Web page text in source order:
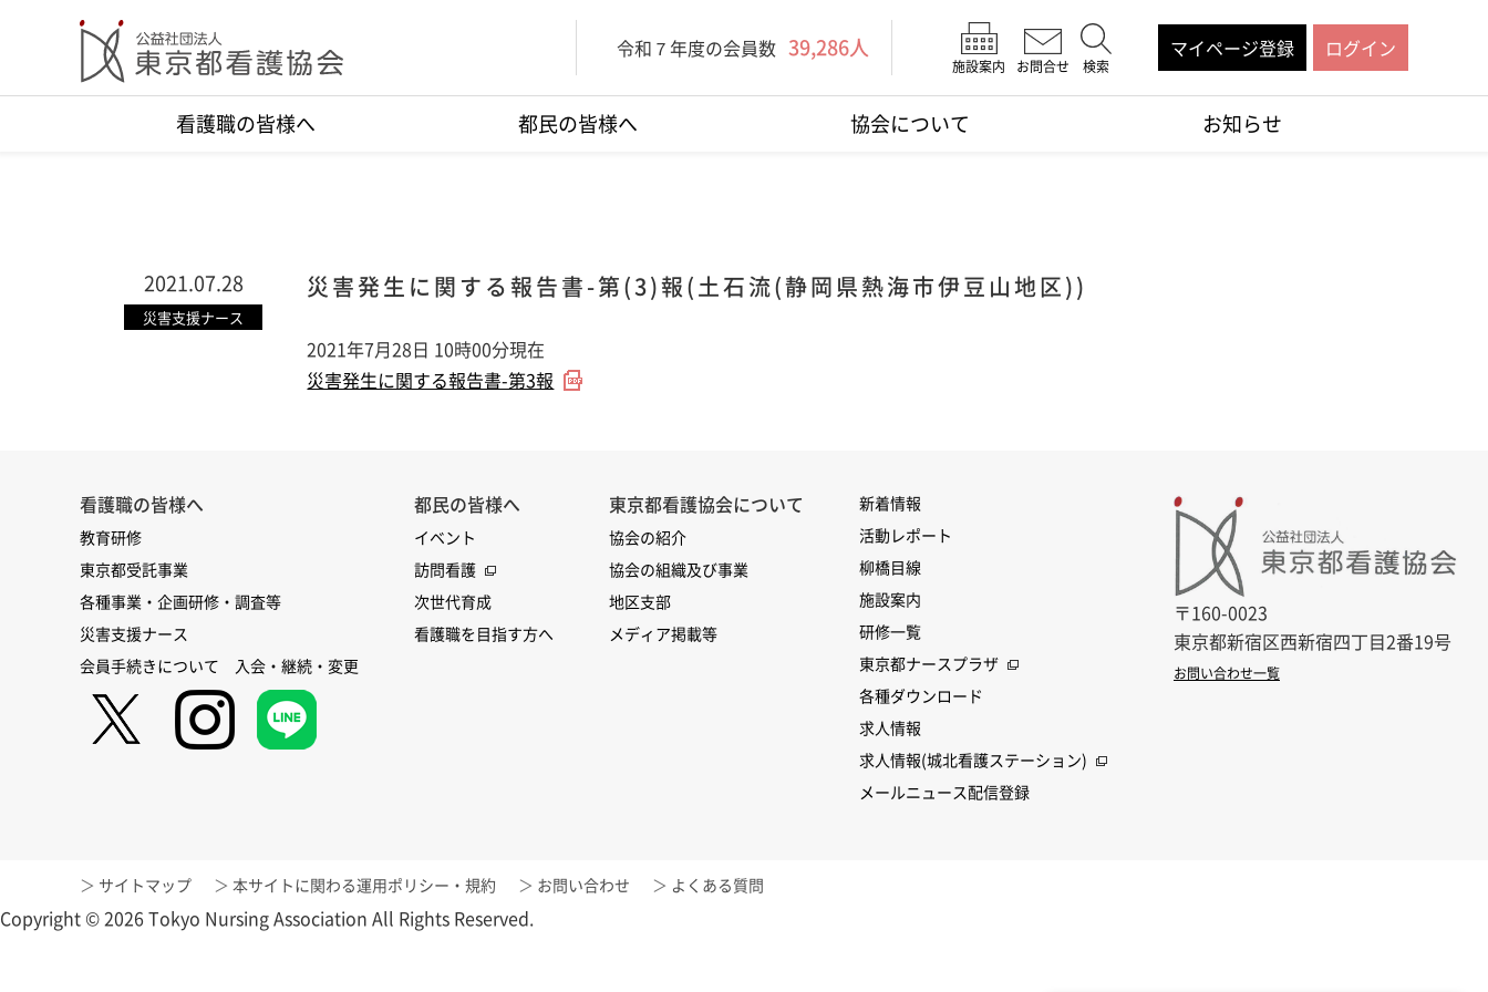
令和７年度の会員数 39,286人
施設案内 お問合せ 検索
マイページ登録 ログイン
看護職の皆様へ 都民の皆様へ 協会について お知らせ
2021.07.28
災害支援ナース
災害発生に関する報告書-第(3)報(土石流(静岡県熱海市伊豆山地区))
2021年7月28日 10時00分現在
災害発生に関する報告書-第3報
看護職の皆様へ
教育研修
東京都受託事業
各種事業・企画研修・調査等
災害支援ナース
会員手続きについて 入会・継続・変更
都民の皆様へ
イベント
訪問看護
次世代育成
看護職を目指す方へ
東京都看護協会について
協会の紹介
協会の組織及び事業
地区支部
メディア掲載等
新着情報
活動レポート
柳橋目線
施設案内
研修一覧
東京都ナースプラザ
各種ダウンロード
求人情報
求人情報(城北看護ステーション)
メールニュース配信登録
〒160-0023
東京都新宿区西新宿四丁目2番19号
お問い合わせ一覧
サイトマップ 本サイトに関わる運用ポリシー・規約 お問い合わせ よくある質問
Copyright © 2026 Tokyo Nursing Association All Rights Reserved.